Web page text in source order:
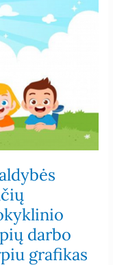
darbo
grafikas